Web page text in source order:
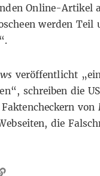
Online-Artikel
werden Teil
veröffentlicht
schreiben die
von
die